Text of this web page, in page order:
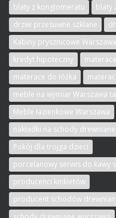
blaty z konglomeratu
blaty
drzwi przesuwne szklane
Kabiny prysznicowe Warszawa
kredyt hipoteczny
materace do łóżka
meble na wymiar Warszawa
Meble łazienkowe Warszawa
nakładki na schody drewniane
Pokój dla trojga dzieci
porcelanowy serwis do kawy
producenci kinkietów
producent schodów